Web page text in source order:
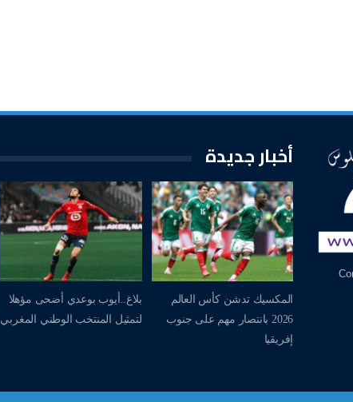
أخبار جديدة
المكسيك تدشن كأس العالم
2026 بانتصار مهم على جنوب
إفريقيا
بلاغ..أيوب بوعدي أضحى مؤهلا
لتمثيل المنتخب الوطني المغربي